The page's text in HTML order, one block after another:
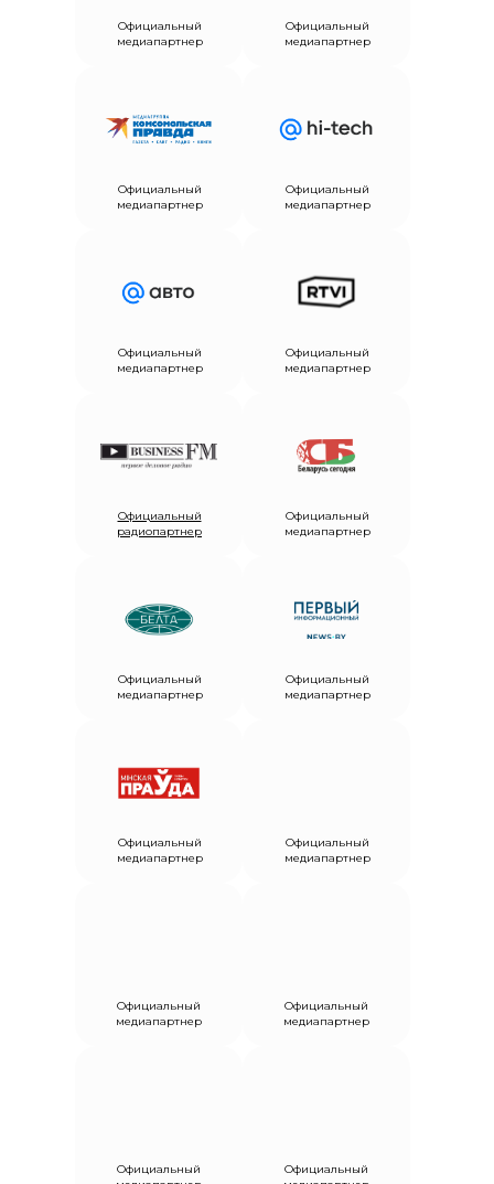
Официальный
медиапартнер
Официальный
медиапартнер
Официальный
медиапартнер
Официальный
медиапартнер
Официальный
медиапартнер
Официальный
медиапартнер
Официальный
радиопартнер
Официальный
медиапартнер
Официальный
медиапартнер
Официальный
медиапартнер
Официальный
медиапартнер
Официальный
медиапартнер
Официальный
медиапартнер
Официальный
медиапартнер
Официальный
Официальный